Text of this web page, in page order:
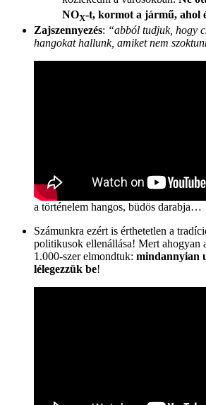
NOX-t, kormot a jármű, ahol
Zajszennyezés: “abból tudjuk, hogy
hangokat hallunk, amiket nem
a történelem hangos, büdös darabja…
Számunkra ezért is érthetetlen a
politikusok ellenállása! Mert ahogyan
1.000-szer elmondtuk: mindannyian
lélegezzük be!